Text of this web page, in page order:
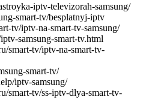
iptv-televizorah-samsung/
smart-tv/besplatnyj-iptv
tv/iptv-na-smart-tv-samsung/
samsung-smart-tv.html
smart-tv/iptv-na-smart-tv-
smart-tv/
iptv-samsung/
smart-tv/ss-iptv-dlya-smart-tv-